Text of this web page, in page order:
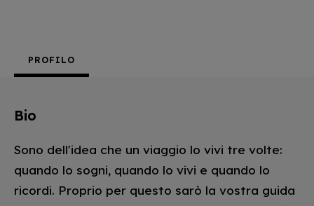
PROFILO
Bio
Sono dell'idea che un viaggio lo vivi tre volte:
quando lo sogni, quando lo vivi e quando lo
ricordi. Proprio per questo sarò la vostra guida